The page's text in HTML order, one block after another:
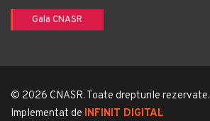
Gala CNASR
© 2026 CNASR. Toate drepturile rezervate.
Implementat de INFINIT DIGITAL